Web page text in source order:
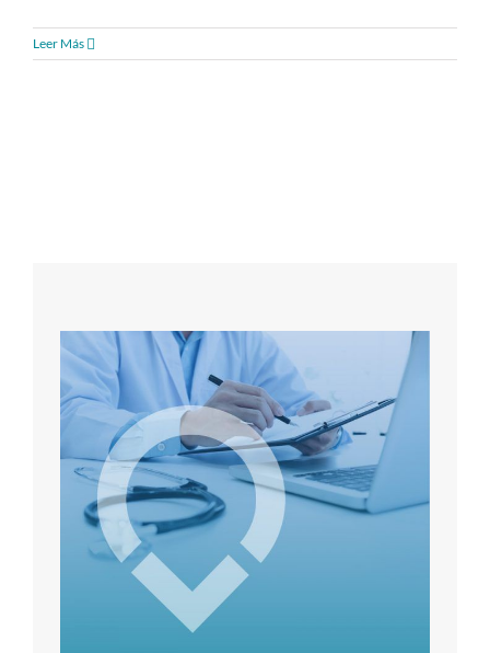
Leer Más